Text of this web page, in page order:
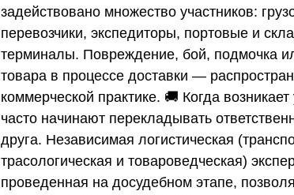
задействовано множество участников:
перевозчики, экспедиторы, портовые и
терминалы. Повреждение, бой, подмочка
товара в процессе доставки —
коммерческой практике. 🚚 Когда
часто начинают перекладывать
друга. Независимая логистическая
трасологическая и товароведческая)
проведенная на досудебном этапе,